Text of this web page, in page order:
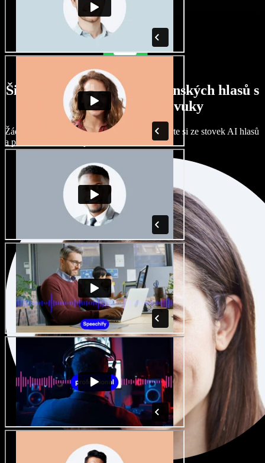
Široký výběr mužských i ženských hlasů s
nejrůznějšími přízvuky
Žádné dva projekty nemusí znít stejně. Vyberte si ze stovek AI hlasů
a přízvuků a dolaďte je k dokonalosti.